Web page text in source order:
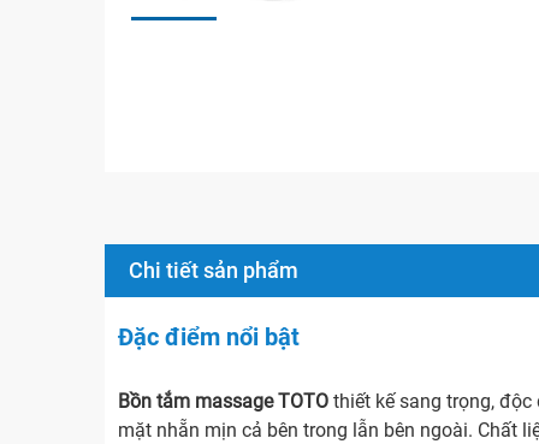
Chi tiết sản phẩm
Đặc điểm nổi bật
Bồn tắm massage TOTO thiết kế sang trọng,
mặt nhẵn mịn cả bên trong lẫn bên ngoài. Chất